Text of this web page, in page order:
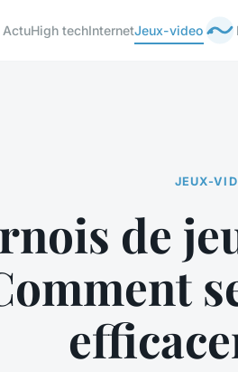
ActuHigh techInternetJeux-video
JEUX-
de